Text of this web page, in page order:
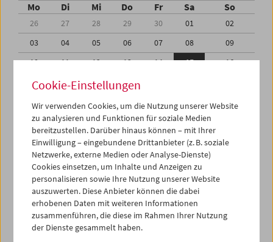
Mo Di Mi Do Fr Sa So
26 27 28 29 30 01
02
03
04 05 06 07 08
09
10
11 12 13 14 15
16
17
18 19 20
24
26 28
30
31
01 02 03 04 05
iCalender
Programmheft-PDF
English language or subtitles
< Vorherige Woche
Cookie-Einstellungen
Wir verwenden Cookies, um die Nutzung unserer Website
zu analysieren und Funktionen für soziale Medien
bereitzustellen. Darüber hinaus können – mit Ihrer
Einwilligung – eingebundene Drittanbieter (z. B. soziale
Netzwerke, externe Medien oder Analyse-Dienste)
Cookies einsetzen, um Inhalte und Anzeigen zu
personalisieren sowie Ihre Nutzung unserer Website
auszuwerten. Diese Anbieter können die dabei
erhobenen Daten mit weiteren Informationen
zusammenführen, die diese im Rahmen Ihrer Nutzung
der Dienste gesammelt haben.